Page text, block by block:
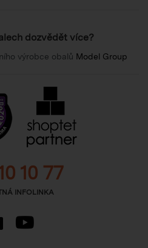
dozvědět více?
výrobce obalů Model Group
10 77
INFOLINKA